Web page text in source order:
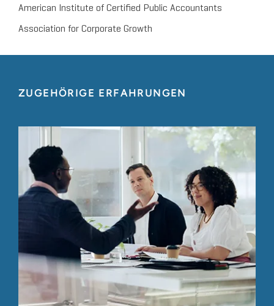
American Institute of Certified Public Accountants
Association for Corporate Growth
ZUGEHÖRIGE ERFAHRUNGEN